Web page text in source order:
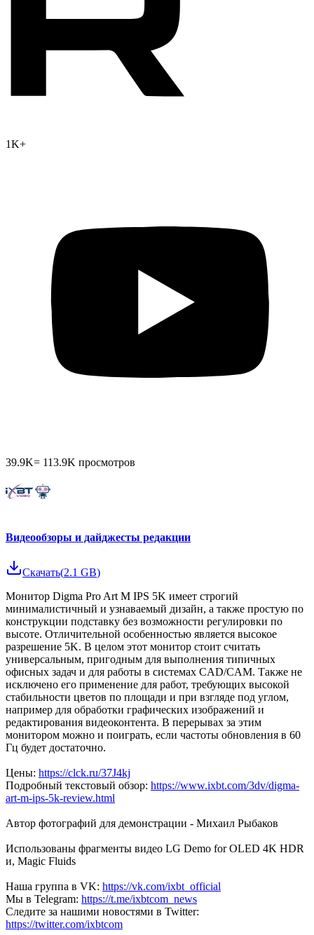
1K+
39.9K= 113.9K просмотров
Видеообзоры и дайджесты редакции
Скачать(2.1 GB)
Монитор Digma Pro Art M IPS 5K имеет строгий
минималистичный и узнаваемый дизайн, а также простую по
конструкции подставку без возможности регулировки по
высоте. Отличительной особенностью является высокое
разрешение 5K. В целом этот монитор стоит считать
универсальным, пригодным для выполнения типичных
офисных задач и для работы в системах CAD/CAM. Также не
исключено его применение для работ, требующих высокой
стабильности цветов по площади и при взгляде под углом,
например для обработки графических изображений и
редактирования видеоконтента. В перерывах за этим
монитором можно и поиграть, если частоты обновления в 60
Гц будет достаточно.
Цены: https://clck.ru/37J4kj
Подробный текстовый обзор: https://www.ixbt.com/3dv/digma-
art-m-ips-5k-review.html
Автор фотографий для демонстрации - Михаил Рыбаков
Использованы фрагменты видео LG Demo for OLED 4K HDR
и, Magic Fluids
Наша группа в VK: https://vk.com/ixbt_official
Мы в Telegram: https://t.me/ixbtcom_news
Следите за нашими новостями в Twitter:
https://twitter.com/ixbtcom